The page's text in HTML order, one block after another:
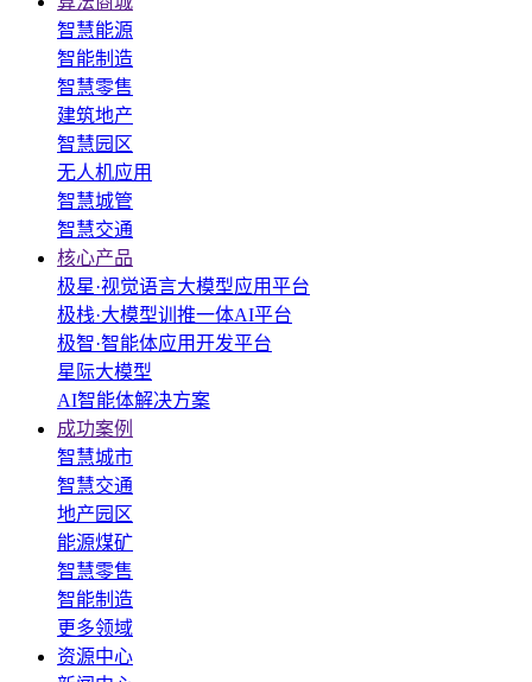
智慧能源
智能制造
智慧零售
建筑地产
智慧园区
无人机应用
智慧城管
智慧交通
核心产品
极星·视觉语言大模型应用平台
极栈·大模型训推一体AI平台
极智·智能体应用开发平台
星际大模型
AI智能体解决方案
成功案例
智慧城市
智慧交通
地产园区
能源煤矿
智慧零售
智能制造
更多领域
资源中心